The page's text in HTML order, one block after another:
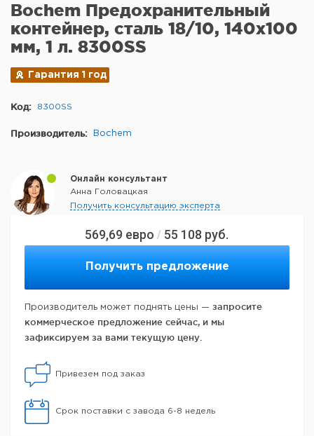
569,69 евро / 55 108 руб.
Получить предложение
Производитель может поднять цены — запросите
коммерческое предложение сейчас, и мы
зафиксируем за вами текущую цену.
Привезем под заказ
Срок поставки с завода 6-8 недель
Bochem Предохранительный
контейнер, сталь 18/10, 140x100
мм, 1 л. 8300SS
Гарантия 1 год
Код: 8300SS
Производитель: Bochem
Онлайн консультант
Анна Головацкая
Получить консультацию эксперта